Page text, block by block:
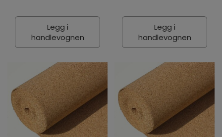
Legg i
handlevognen
Legg i
handlevognen